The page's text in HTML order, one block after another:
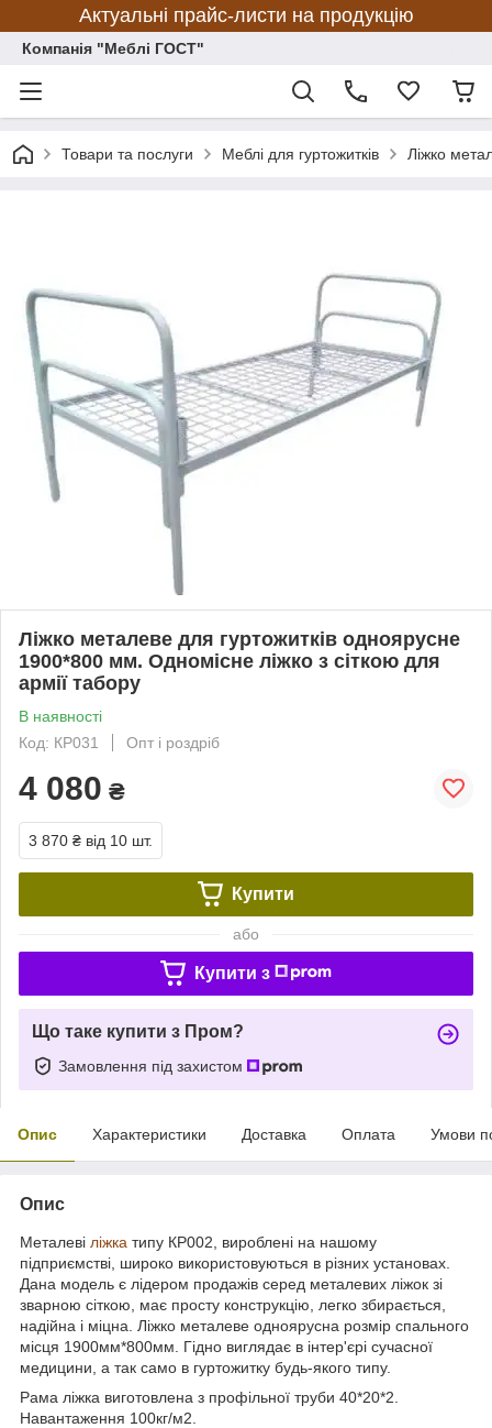
Актуальні прайс-листи на продукцію
Компанія "Меблі ГОСТ"
Товари та послуги Меблі для гуртожитків Ліжко
Ліжко металеве для гуртожитків одноярусне
1900*800 мм. Одномісне ліжко з сіткою для
армії табору
В наявності
Код: КР031
Опт і роздріб
4 080 ₴
3 870 ₴ від 10 шт.
Купити
або
Купити з
Що таке купити з Пром?
Замовлення під захистом
Опис Характеристики Доставка Оплата Умови
Опис
Металеві ліжка типу КР002, вироблені на нашому
підприємстві, широко використовуються в різних установах.
Дана модель є лідером продажів серед металевих ліжок зі
зварною сіткою, має просту конструкцію, легко збирається,
надійна і міцна. Ліжко металеве одноярусна розмір спального
місця 1900мм*800мм. Гідно виглядає в інтер'єрі сучасної
медицини, а так само в гуртожитку будь-якого типу.
Рама ліжка виготовлена з профільної труби 40*20*2.
Навантаження 100кг/м2.